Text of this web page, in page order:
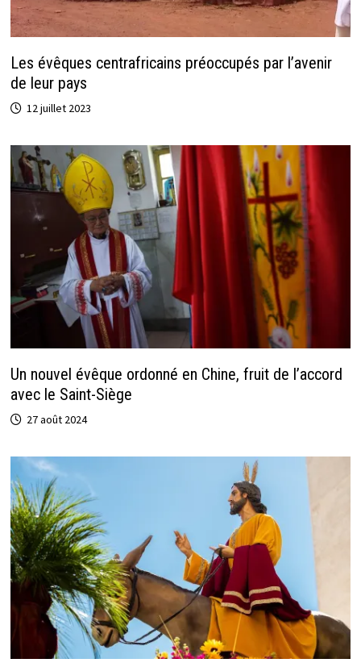
Les évêques centrafricains préoccupés par l’avenir
de leur pays
12 juillet 2023
Un nouvel évêque ordonné en Chine, fruit de l’accord
avec le Saint-Siège
27 août 2024